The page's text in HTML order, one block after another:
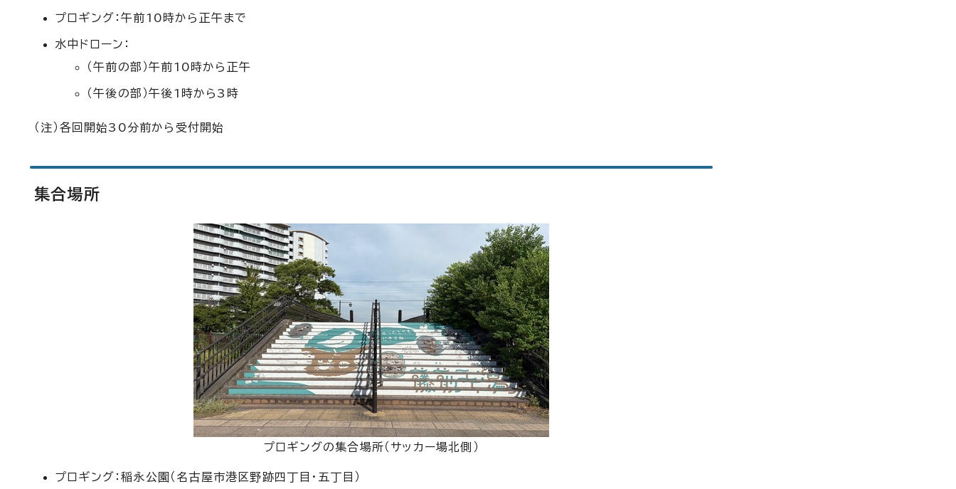
プロギング：午前10時から正午まで
水中ドローン：
（午前の部）午前10時から正午
（午後の部）午後1時から3時
（注）各回開始30分前から受付開始
集合場所
プロギングの集合場所（サッカー場北側）
プロギング：稲永公園（名古屋市港区野跡四丁目・五丁目）